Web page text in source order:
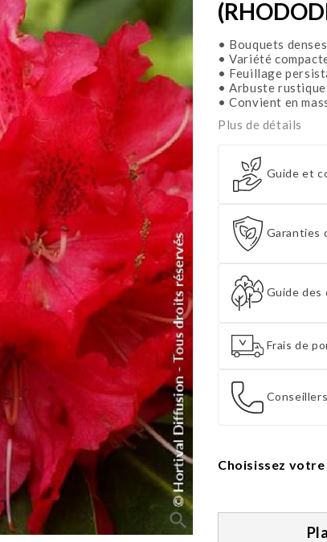
search
• Bouquets
• Variété
• Feuillage
• Arbuste
• Convient en
Plus de détails
Guide et
Garanties
Guide
Frais de
Choisissez